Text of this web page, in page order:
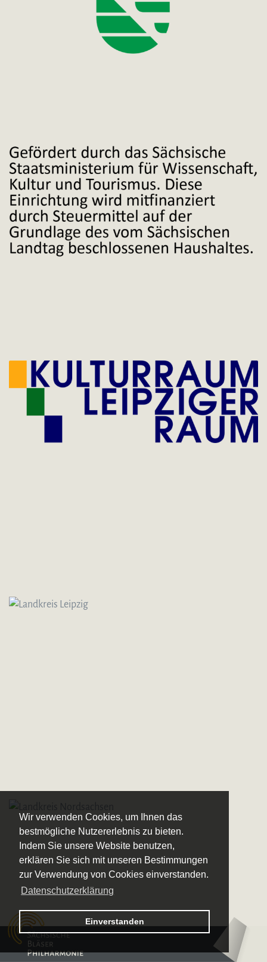
Wir verwenden Cookies, um Ihnen das
bestmögliche Nutzererlebnis zu bieten.
Indem Sie unsere Website benutzen,
erklären Sie sich mit unseren Bestimmungen
zur Verwendung von Cookies einverstanden.
Datenschutzerklärung
Einverstanden
Logo – Sächsische Bläserphilharmonie
Logo – Deutsche